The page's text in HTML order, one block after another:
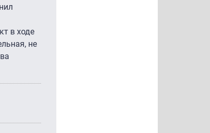
в ходе
не